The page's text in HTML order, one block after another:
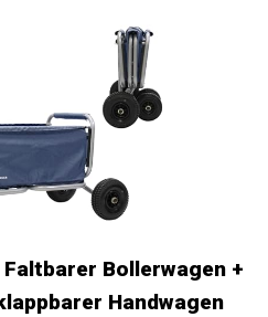
Bollerwagen +
Handwagen